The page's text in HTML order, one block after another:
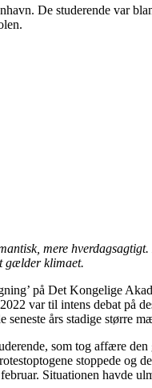
De studerende var
mere
gælder klimaet.
på Det Kongelige
var til intens debat på
års stadige større
som tog affære
stoppede og
Situationen havde